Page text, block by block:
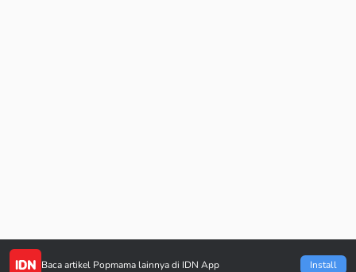
Baca artikel Popmama lainnya di IDN App Install